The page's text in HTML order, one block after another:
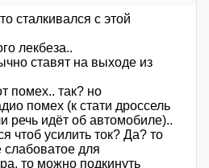
сталкивался с этой
лекбеза..
ставят на выходе из
помех.. так? но
помех (к стати дроссель
речь идёт об автомобиле)..
чтоб усилить ток? Да? то
для
то можно подкинуть